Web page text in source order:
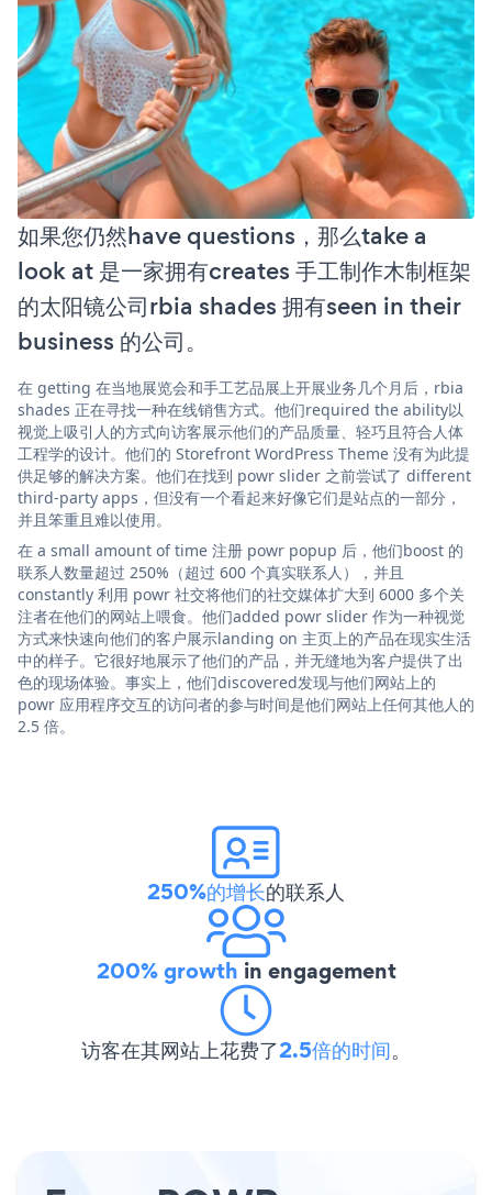
如果您仍然have questions，那么take a
look at 是一家拥有creates 手工制作木制框架
的太阳镜公司rbia shades 拥有seen in their
business 的公司。
在 getting 在当地展览会和手工艺品展上开展业务几个月后，rbia
shades 正在寻找一种在线销售方式。他们required the ability以
视觉上吸引人的方式向访客展示他们的产品质量、轻巧且符合人体
工程学的设计。他们的 Storefront WordPress Theme 没有为此提
供足够的解决方案。他们在找到 powr slider 之前尝试了 different
third-party apps，但没有一个看起来好像它们是站点的一部分，
并且笨重且难以使用。
在 a small amount of time 注册 powr popup 后，他们boost 的
联系人数量超过 250%（超过 600 个真实联系人），并且
constantly 利用 powr 社交将他们的社交媒体扩大到 6000 多个关
注者在他们的网站上喂食。他们added powr slider 作为一种视觉
方式来快速向他们的客户展示landing on 主页上的产品在现实生活
中的样子。它很好地展示了他们的产品，并无缝地为客户提供了出
色的现场体验。事实上，他们discovered发现与他们网站上的
powr 应用程序交互的访问者的参与时间是他们网站上任何其他人的
2.5 倍。
250%的增长的联系人
200% growth in engagement
访客在其网站上花费了2.5倍的时间。